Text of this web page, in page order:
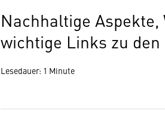
Nachhaltige
wichtige Links zu
Lesedauer: 1 Minute